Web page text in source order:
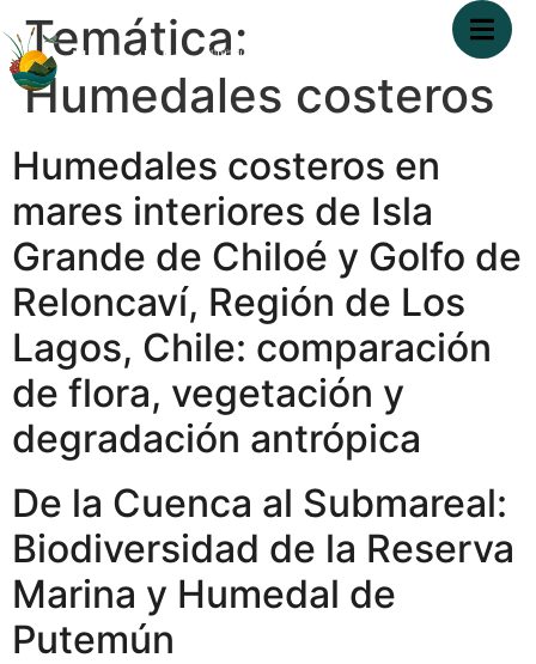
Temática:
Humedales costeros
Humedales costeros en
mares interiores de Isla
Grande de Chiloé y Golfo de
Reloncaví, Región de Los
Lagos, Chile: comparación
de flora, vegetación y
degradación antrópica
De la Cuenca al Submareal:
Biodiversidad de la Reserva
Marina y Humedal de
Putemún